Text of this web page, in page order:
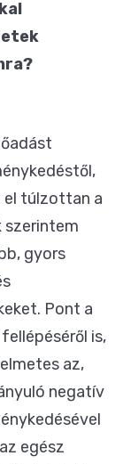
el túlzottan a
szerintem
gyors
Pont a
is,
az,
negatív
egész